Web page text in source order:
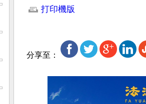
打印機版
分享至：